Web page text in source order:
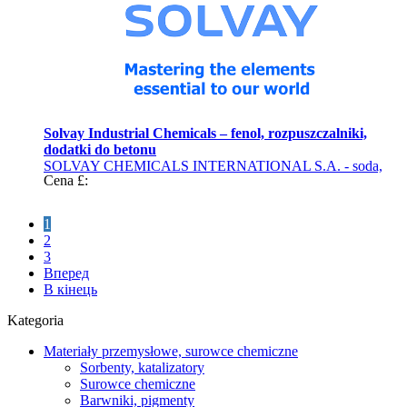
Solvay Industrial Chemicals – fenol, rozpuszczalniki,
dodatki do betonu
SOLVAY CHEMICALS INTERNATIONAL S.A. - soda,
siarczan baru (produkty chemiczne)
Cena £:
1
2
3
Вперед
В кінець
Kategoria
Materiały przemysłowe, surowce chemiczne
Sorbenty, katalizatory
Surowce chemiczne
Barwniki, pigmenty